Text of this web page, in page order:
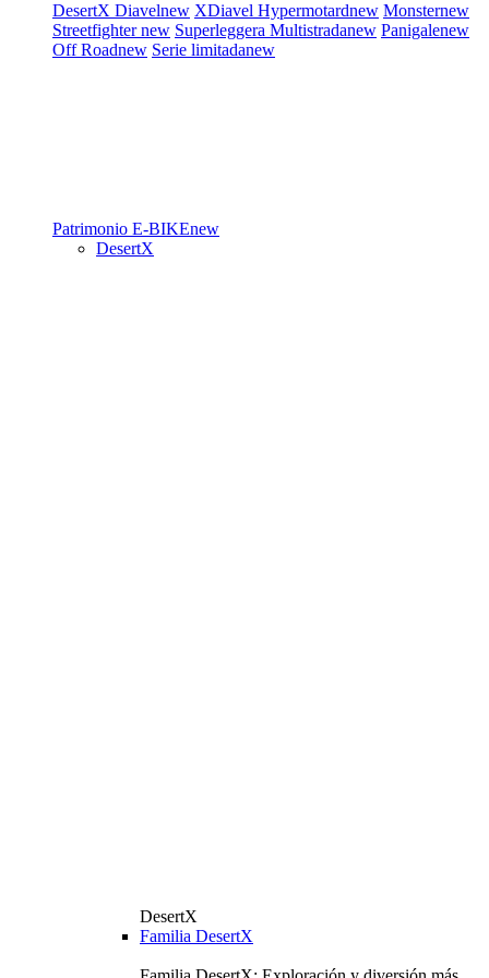
DesertX Diavelnew XDiavel Hypermotardnew Monsternew
Streetfighternew Superleggera Multistradanew Panigalenew
Off Roadnew Serie limitadanew
Patrimonio E-BIKEnew
DesertX
DesertX
Familia DesertX